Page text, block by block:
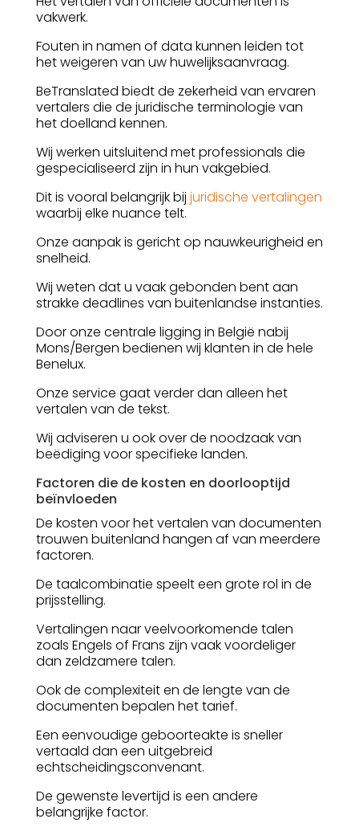
vakwerk.
Fouten in namen of data kunnen leiden tot
het weigeren van uw huwelijksaanvraag.
BeTranslated biedt de zekerheid van ervaren
vertalers die de juridische terminologie van
het doelland kennen.
Wij werken uitsluitend met professionals die
gespecialiseerd zijn in hun vakgebied.
Dit is vooral belangrijk bij juridische vertalingen
waarbij elke nuance telt.
Onze aanpak is gericht op nauwkeurigheid en
snelheid.
Wij weten dat u vaak gebonden bent aan
strakke deadlines van buitenlandse instanties.
Door onze centrale ligging in België nabij
Mons/Bergen bedienen wij klanten in de hele
Benelux.
Onze service gaat verder dan alleen het
vertalen van de tekst.
Wij adviseren u ook over de noodzaak van
beëdiging voor specifieke landen.
Factoren die de kosten en doorlooptijd
beïnvloeden
De kosten voor het vertalen van documenten
trouwen buitenland hangen af van meerdere
factoren.
De taalcombinatie speelt een grote rol in de
prijsstelling.
Vertalingen naar veelvoorkomende talen
zoals Engels of Frans zijn vaak voordeliger
dan zeldzamere talen.
Ook de complexiteit en de lengte van de
documenten bepalen het tarief.
Een eenvoudige geboorteakte is sneller
vertaald dan een uitgebreid
echtscheidingsconvenant.
De gewenste levertijd is een andere
belangrijke factor.